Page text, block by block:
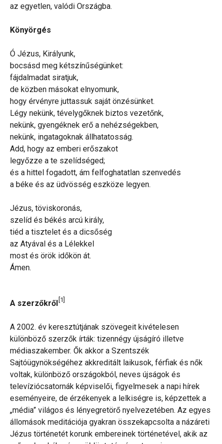
az egyetlen, valódi Országba.
Könyörgés
Ó Jézus, Királyunk,
bocsásd meg kétszínűségünket:
fájdalmadat siratjuk,
de közben másokat elnyomunk,
hogy érvényre juttassuk saját önzésünket.
Légy nekünk, tévelygőknek biztos vezetőnk,
nekünk, gyengéknek erő a nehézségekben,
nekünk, ingatagoknak állhatatosság.
Add, hogy az emberi erőszakot
legyőzze a te szelídséged;
és a hittel fogadott, ám felfoghatatlan szenvedés
a béke és az üdvösség eszköze legyen.
Jézus, töviskoronás,
szelíd és békés arcú király,
tiéd a tisztelet és a dicsőség
az Atyával és a Lélekkel
most és örök időkön át.
Ámen.
A szerzőkről [1]
A 2002. év keresztútjának szövegeit kivételesen
különböző szerzők írták: tizennégy újságíró illetve
médiaszakember. Ők akkor a Szentszék
Sajtóügynökségéhez akkreditált laikusok, férfiak és nők
voltak, különböző országokból, neves újságok és
televíziócsatornák képviselői, figyelmesek a napi hírek
eseményeire, de érzékenyek a lelkiségre is, képzettek a
„média” világos és lényegretörő nyelvezetében. Az egyes
állomások meditációja gyakran összekapcsolta a názáreti
Jézus történetét korunk embereinek történetével, akik az